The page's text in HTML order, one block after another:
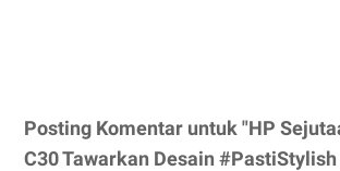
Posting Komentar untuk "HP
C30 Tawarkan Desain